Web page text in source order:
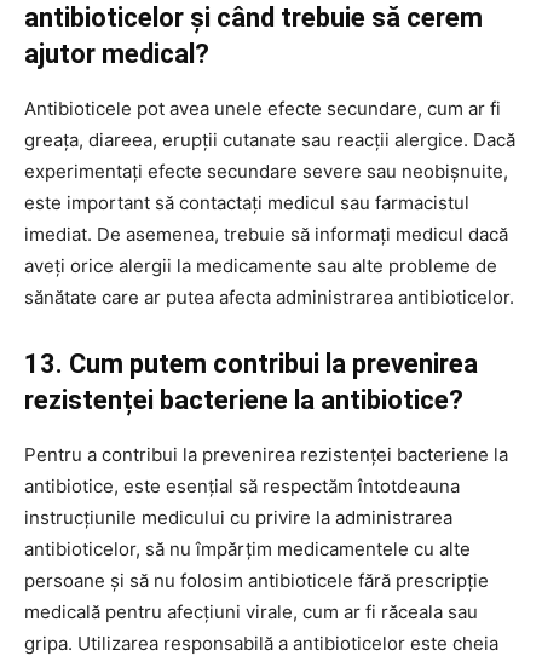
antibioticelor și când trebuie să cerem
ajutor medical?
Antibioticele pot avea unele efecte secundare, cum ar fi
greața, diareea, erupții cutanate sau reacții alergice. Dacă
experimentați efecte secundare severe sau neobișnuite,
este important să contactați medicul sau farmacistul
imediat. De asemenea, trebuie să informați medicul dacă
aveți orice alergii la medicamente sau alte probleme de
sănătate care ar putea afecta administrarea antibioticelor.
13. Cum putem contribui la prevenirea
rezistenței bacteriene la antibiotice?
Pentru a contribui la prevenirea rezistenței bacteriene la
antibiotice, este esențial să respectăm întotdeauna
instrucțiunile medicului cu privire la administrarea
antibioticelor, să nu împărțim medicamentele cu alte
persoane și să nu folosim antibioticele fără prescripție
medicală pentru afecțiuni virale, cum ar fi răceala sau
gripa. Utilizarea responsabilă a antibioticelor este cheia